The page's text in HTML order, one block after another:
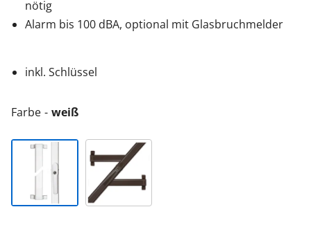
nötig
Alarm bis 100 dBA, optional mit Glasbruchmelder
inkl. Schlüssel
Farbe weiß